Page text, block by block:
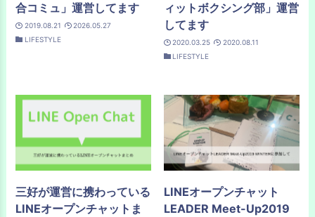
合コミュ」運営してます
2019.08.21
2026.05.27
LIFESTYLE
ィットボクシング部」運営
してます
2020.03.25
2020.08.11
LIFESTYLE
三好が運営に携わっている
LINEオープンチャットま
LINEオープンチャット
LEADER Meet-Up2019